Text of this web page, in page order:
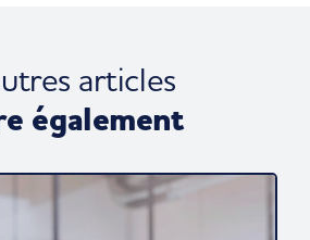
articles
également